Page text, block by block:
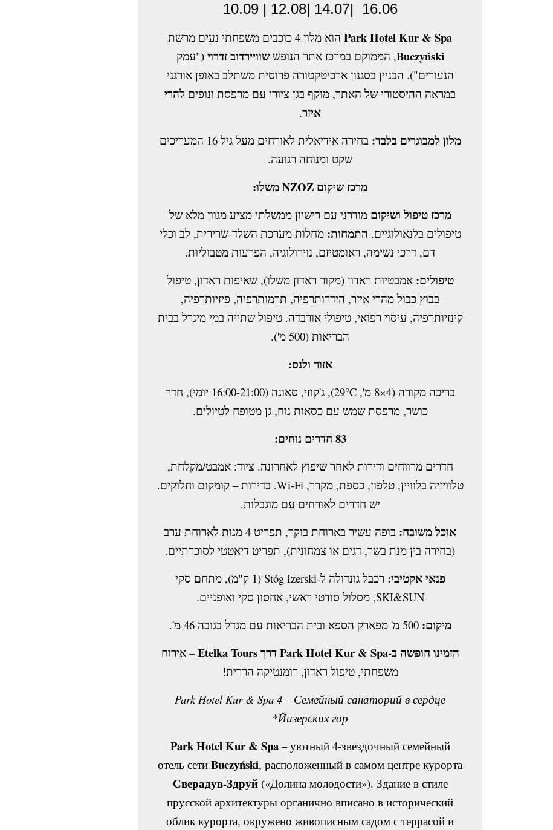
16.06 |14.07 |12.08 | 10.09
Park Hotel Kur & Spa הוא מלון 4 כוכבים משפחתי נעים מרשת
Buczyński, הממוקם במרכז אתר הנופששוויירדוב זדרוי ("עמק
הנעורים"). הבניין בסגנון ארכיטקטורה פרוסית משתלב באופן אורגני
במראה ההיסטורי של האתר, מוקף בגן ציורי עם מרפסת ונופים להרי
איזר.
מלון למבוגרים בלבד:
בחירה אידיאלית לאורחים מעל גיל 16 המעריכים
שקט ומנוחה רגועה.
מרכז שיקום NZOZ משלו:
מרכז טיפול ושיקום מודרני עם רישיון ממשלתי מציע מגוון מלא של
טיפולים בלנאולוגיים. התמחות: מחלות מערכת השלד-שרירית, לב וכלי
דם, דרכי נשימה, ראומטיזם, נוירולוגיה, הפרעות מטבוליות.
טיפולים: אמבטיות ראדון (מקור ראדון משלו), שאיפות ראדון, טיפול
בבוץ כבול מהרי איזר, הידרותרפיה, תרמותרפיה, פיזיותרפיה,
קינזיותרפיה, עיסוי רפואי, טיפולי אורבדה. טיפול שתייה במי מינרל בבית
הבריאות (500 מ').
אזור ולנס:
בריכה מקורה (4×8 מ', 29°C), ג'קוזי, סאונה (16:00-21:00 יומי), חדר
כושר, מרפסת שמש עם כסאות נוח, גן מטופח לטיולים.
83 חדרים נוחים:
חדרים מרווחים ודירות לאחר שיפוץ לאחרונה. ציוד: אמבט/מקלחת,
טלוויזיה בלוויין, טלפון, כספת, מקרר, Wi-Fi. בדירות – קומקום וחלוקים.
יש חדרים לאורחים עם מוגבלות.
אוכל משובח:
בופה עשיר בארוחת בוקר, תפריט 4 מנות לארוחת ערב
(בחירה בין מנת בשר, דגים או צמחונית), תפריט דיאטטי לסוכרתיים.
פנאי אקטיבי:
רכבל גונדולה ל-Stóg Izerski (1 ק"מ), מתחם סקי
SKI&SUN, מסלול סודטי ראשי, אחסון סקי ואופניים.
מיקום: 500 מ' מפארק הספא ובית הבריאות עם מגדל בגובה 46 מ'.
הזמינו חופשה ב-Park Hotel Kur & Spa דרך Etelka Tours
– אירוח
משפחתי, טיפול ראדון, רומנטיקה הררית!
Park Hotel Kur & Spa 4 – Семейный санаторий в сердце
Йизерских гор
*
Park Hotel Kur & Spa– уютный 4-звездочный семейный
отель сети Buczyński, расположенный в самом центре курорта
Сверадув-Здруй(«Долина молодости»). Здание в стиле
прусской архитектуры органично вписано в исторический
облик курорта, окружено живописным садом с террасой и